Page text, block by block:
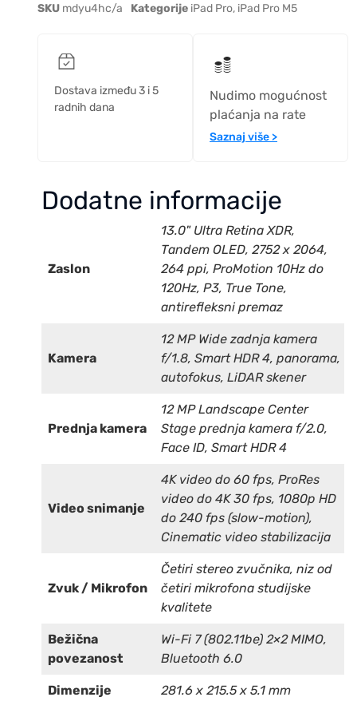
SKU mdyu4hc/a Kategorije iPad Pro, iPad Pro M5
Dostava između 3 i 5
radnih dana
Nudimo mogućnost
plaćanja na rate
Saznaj više >
Dodatne informacije
Zaslon
13.0" Ultra Retina XDR,
Tandem OLED, 2752 x 2064,
264 ppi, ProMotion 10Hz do
120Hz, P3, True Tone,
antirefleksni premaz
Kamera
12 MP Wide zadnja kamera
f/1.8, Smart HDR 4, panorama,
autofokus, LiDAR skener
Prednja kamera
12 MP Landscape Center
Stage prednja kamera f/2.0,
Face ID, Smart HDR 4
Video snimanje
4K video do 60 fps, ProRes
video do 4K 30 fps, 1080p HD
do 240 fps (slow-motion),
Cinematic video stabilizacija
Zvuk / Mikrofon
Četiri stereo zvučnika, niz od
četiri mikrofona studijske
kvalitete
Bežična
povezanost
Wi-Fi 7 (802.11be) 2×2 MIMO,
Bluetooth 6.0
Dimenzije 281.6 x 215.5 x 5.1 mm